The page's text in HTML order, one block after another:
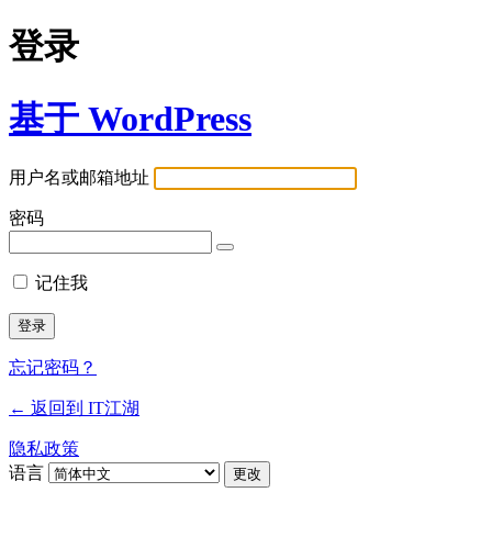
登录
基于 WordPress
用户名或邮箱地址
密码
记住我
忘记密码？
← 返回到 IT江湖
隐私政策
语言